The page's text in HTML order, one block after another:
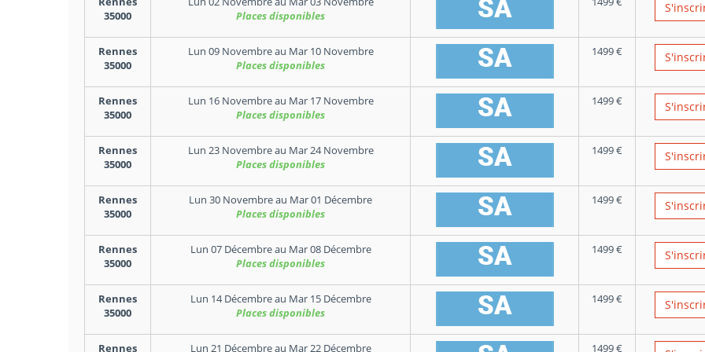
35000
Places disponibles
Rennes
35000
Lun 09 Novembreau Mar 10 Novembre
Places disponibles
1499€
Rennes
35000
Lun 16 Novembreau Mar 17 Novembre
Places disponibles
1499€
Rennes
35000
Lun 23 Novembreau Mar 24 Novembre
Places disponibles
1499€
Rennes
35000
Lun 30 Novembreau Mar 01 Décembre
Places disponibles
1499€
Rennes
35000
Lun 07 Décembreau Mar 08 Décembre
Places disponibles
1499€
Rennes
35000
Lun 14 Décembreau Mar 15 Décembre
Places disponibles
1499€
Rennes Lun 21 Décembreau Mar 22 Décembre 1499€